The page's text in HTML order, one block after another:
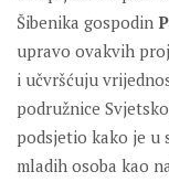
Šibenika gospodin
upravo ovakvih
i učvršćuju
podružnice
podsjetio kako je u
mladih osoba kao